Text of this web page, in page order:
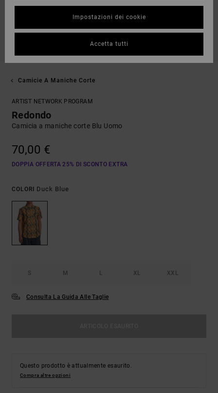
Camicie A Maniche Corte
ARTIST NETWORK PROGRAM
Redondo
Camicia a maniche corte Blu Uomo
70,00 €
DOPPIA OFFERTA 25% DI SCONTO EXTRA
COLORI Duck Blue
S M L XL XXL
Consulta La Guida Alle Taglie
Questo prodotto è attualmente esaurito.
Compra altre opzioni
Impostazioni dei cookie
Accetta tutti